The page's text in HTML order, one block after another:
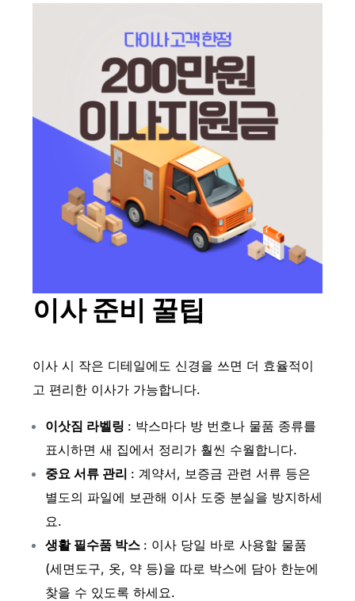
이사 준비 꿀팁
이사 시 작은 디테일에도 신경을 쓰면 더 효율적이
고 편리한 이사가 가능합니다.
이삿짐 라벨링 : 박스마다 방 번호나 물품 종류를
표시하면 새 집에서 정리가 훨씬 수월합니다.
중요 서류 관리 : 계약서, 보증금 관련 서류 등은
별도의 파일에 보관해 이사 도중 분실을 방지하세
요.
생활 필수품 박스 : 이사 당일 바로 사용할 물품
(세면도구, 옷, 약 등)을 따로 박스에 담아 한눈에
찾을 수 있도록 하세요.